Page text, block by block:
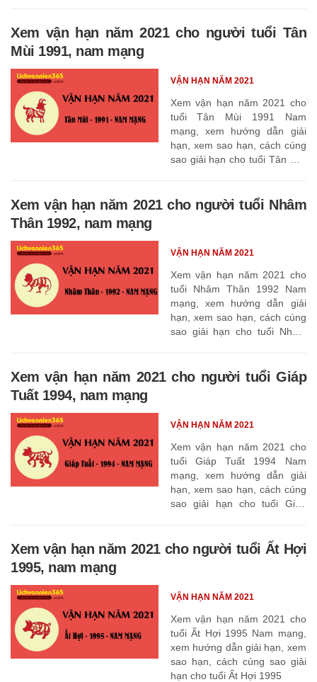
Xem vận hạn năm 2021 cho người tuổi Tân
Mùi 1991, nam mạng
Xem vận hạn năm 2021 cho
tuổi Tân Mùi 1991 Nam
mạng, xem hướng dẫn giải
hạn, xem sao hạn, cách cúng
sao giải hạn cho tuổi Tân Mùi
VẬN HẠN NĂM 2021
Xem vận hạn năm 2021 cho người tuổi Nhâm
Thân 1992, nam mạng
Xem vận hạn năm 2021 cho
tuổi Nhâm Thân 1992 Nam
mạng, xem hướng dẫn giải
hạn, xem sao hạn, cách cúng
sao giải hạn cho tuổi Nhâm
VẬN HẠN NĂM 2021
Xem vận hạn năm 2021 cho người tuổi Giáp
Tuất 1994, nam mạng
Xem vận hạn năm 2021 cho
tuổi Giáp Tuất 1994 Nam
mạng, xem hướng dẫn giải
hạn, xem sao hạn, cách cúng
sao giải hạn cho tuổi Giáp
VẬN HẠN NĂM 2021
Xem vận hạn năm 2021 cho người tuổi Ất Hợi
1995, nam mạng
Xem vận hạn năm 2021 cho
tuổi Ất Hợi 1995 Nam mạng,
xem hướng dẫn giải hạn, xem
sao hạn, cách cúng sao giải
hạn cho tuổi Ất Hợi 1995
VẬN HẠN NĂM 2021